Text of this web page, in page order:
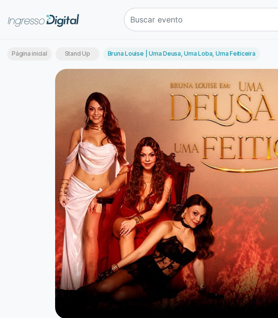
Página inicial Stand Up Bruna Louise | Uma Deusa, Uma Loba, Uma Feiticeira